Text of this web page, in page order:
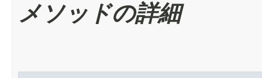
メソッドの詳細